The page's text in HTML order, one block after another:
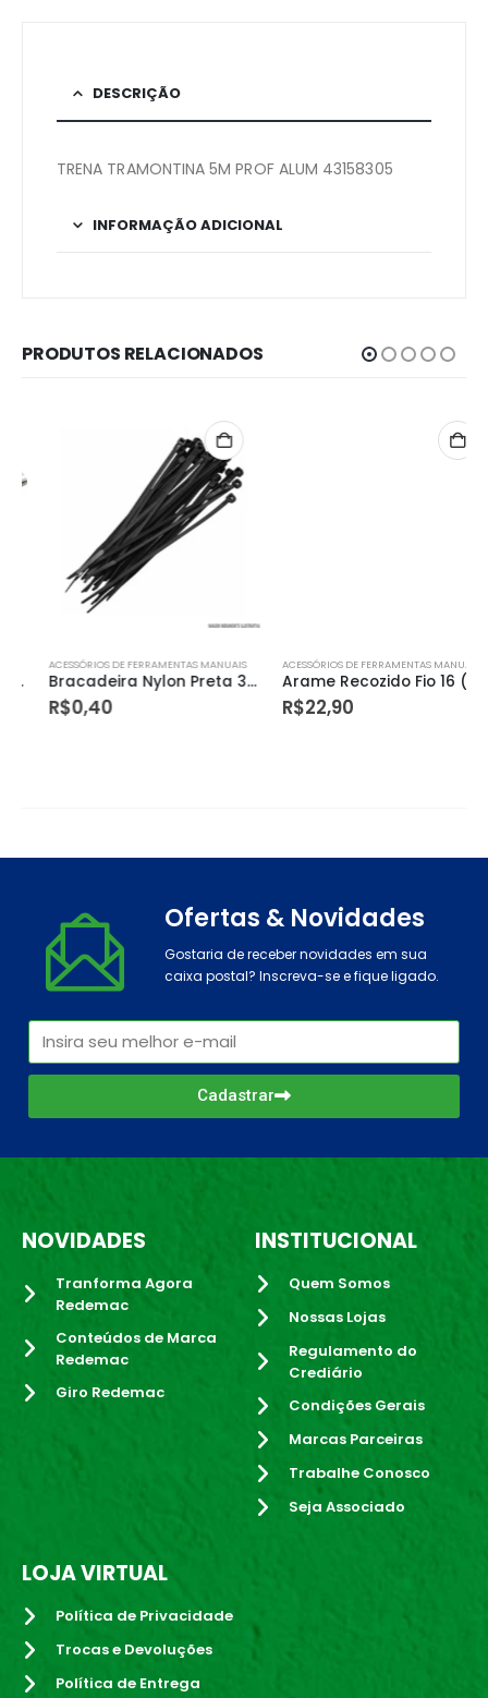
DESCRIÇÃO
TRENA TRAMONTINA 5M PROF ALUM 43158305
INFORMAÇÃO ADICIONAL
PRODUTOS RELACIONADOS
ACESSÓRIOS DE FERRAMENTAS MANUAIS
Bracadeira Nylon Preta 300×4,8mm 100pc Frontec
0,40
ACESSÓRIOS DE FERRAMENTAS MANUAIS
Arame Recozido Fio 16 (1,65mm) Rolo de 1kg (58m) Gerdau
22,90
Ofertas & Novidades
Gostaria de receber novidades em sua
caixa postal? Inscreva-se e fique ligado.
Cadastrar
NOVIDADES
Tranforma Agora
Redemac
Conteúdos de Marca
Redemac
Giro Redemac
INSTITUCIONAL
Quem Somos
Nossas Lojas
Regulamento do
Crediário
Condições Gerais
Marcas Parceiras
Trabalhe Conosco
Seja Associado
LOJA VIRTUAL
Política de Privacidade
Trocas e Devoluções
Política de Entrega